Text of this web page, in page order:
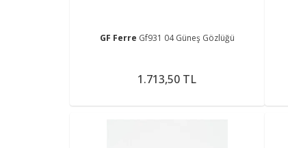
GF Ferre Gf931 04 Güneş Gözlüğü
1.713,50 TL